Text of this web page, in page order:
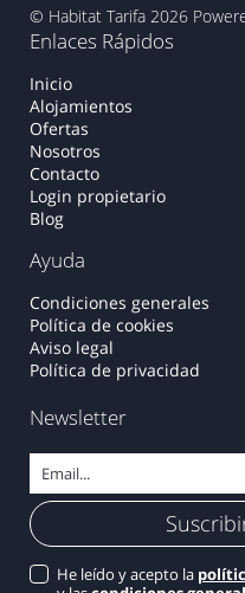
© Habitat Tarifa 2026
Enlaces Rápidos
Inicio
Alojamientos
Ofertas
Nosotros
Contacto
Login propietario
Blog
Ayuda
Condiciones generales
Política de cookies
Aviso legal
Política de privacidad
Newsletter
He leído y acepto la